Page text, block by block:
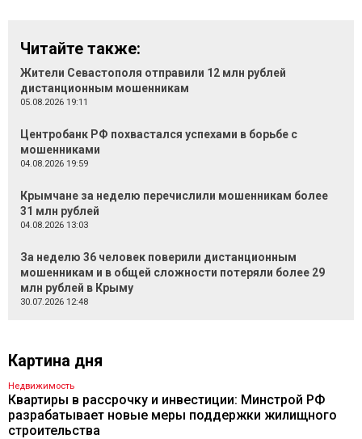
Читайте также:
Жители Севастополя отправили 12 млн рублей
дистанционным мошенникам
05.08.2026 19:11
Центробанк РФ похвастался успехами в борьбе с
мошенниками
04.08.2026 19:59
Крымчане за неделю перечислили мошенникам более
31 млн рублей
04.08.2026 13:03
За неделю 36 человек поверили дистанционным
мошенникам и в общей сложности потеряли более 29
млн рублей в Крыму
30.07.2026 12:48
Картина дня
Недвижимость
Квартиры в рассрочку и инвестиции: Минстрой РФ
разрабатывает новые меры поддержки жилищного
строительства